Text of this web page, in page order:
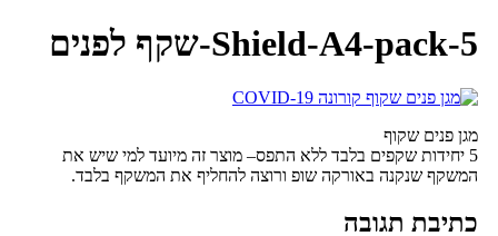
5-Shield-A4-pack-שקף לפנים
מגן פנים שקוף
5 יחידות שקפים בלבד ללא התפס– מוצר זה מיועד למי שיש את
המשקף שנקנה באורקה שופ ורוצה להחליף את המשקף בלבד.
כתיבת תגובה